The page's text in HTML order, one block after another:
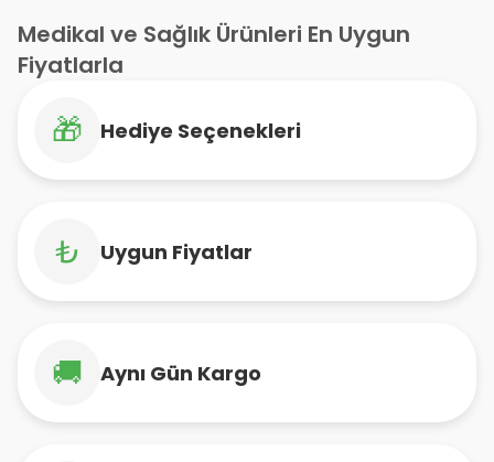
Medikal ve Sağlık Ürünleri En Uygun
Fiyatlarla
🎁 Hediye Seçenekleri
₺ Uygun Fiyatlar
🚚 Aynı Gün Kargo